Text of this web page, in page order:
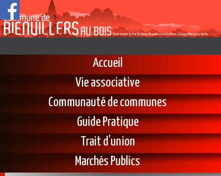
Accueil
Vie associative
Communauté de communes
Guide Pratique
Trait d’union
Marchés Publics